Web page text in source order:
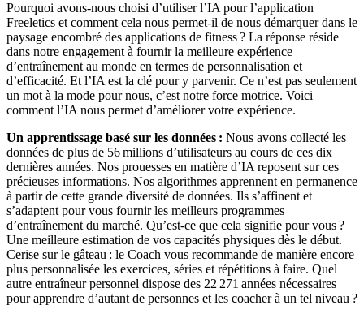
Pourquoi avons-nous choisi d’utiliser l’IA pour l’application
Freeletics et comment cela nous permet-il de nous démarquer dans le
paysage encombré des applications de fitness ? La réponse réside
dans notre engagement à fournir la meilleure expérience
d’entraînement au monde en termes de personnalisation et
d’efficacité. Et l’IA est la clé pour y parvenir. Ce n’est pas seulement
un mot à la mode pour nous, c’est notre force motrice. Voici
comment l’IA nous permet d’améliorer votre expérience.
Un apprentissage basé sur les données : Nous avons collecté les
données de plus de 56 millions d’utilisateurs au cours de ces dix
dernières années. Nos prouesses en matière d’IA reposent sur ces
précieuses informations. Nos algorithmes apprennent en permanence
à partir de cette grande diversité de données. Ils s’affinent et
s’adaptent pour vous fournir les meilleurs programmes
d’entraînement du marché. Qu’est-ce que cela signifie pour vous ?
Une meilleure estimation de vos capacités physiques dès le début.
Cerise sur le gâteau : le Coach vous recommande de manière encore
plus personnalisée les exercices, séries et répétitions à faire. Quel
autre entraîneur personnel dispose des 22 271 années nécessaires
pour apprendre d’autant de personnes et les coacher à un tel niveau ?